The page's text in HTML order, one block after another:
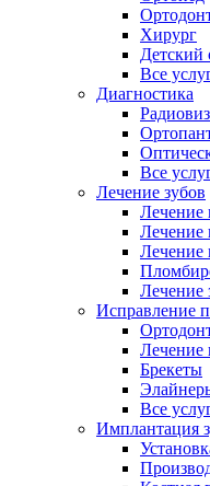
Хирург
Детский
Все
Диагностика
Все
Лечение зубов
Лечение
Лечение
Лечение
Лечение
Исправление
Лечение
Брекеты
Все
Имплантация